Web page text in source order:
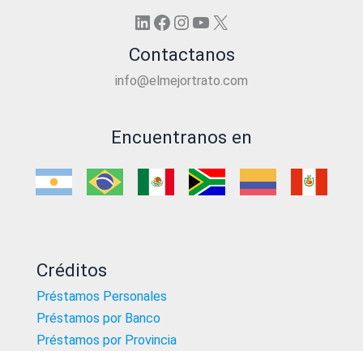
LinkedIn
Facebook
Instagram
YouTube
X
Contactanos
info@elmejortrato.com
Encuentranos en
Créditos
Préstamos Personales
Préstamos por Banco
Préstamos por Provincia